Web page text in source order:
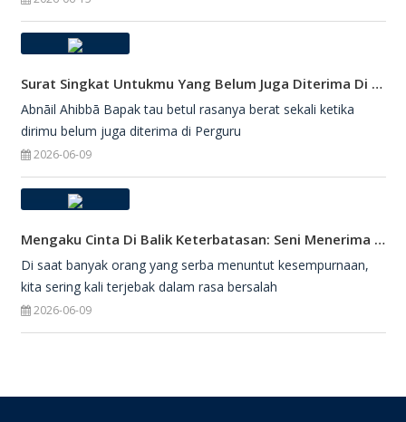
Surat Singkat Untukmu Yang Belum Juga Diterima Di Perguruan Tinggi
Abnāil Ahibbā Bapak tau betul rasanya berat sekali ketika
dirimu belum juga diterima di Perguru
2026-06-09
Mengaku Cinta Di Balik Keterbatasan: Seni Menerima Diri Di Hadapan Ilahi
Di saat banyak orang yang serba menuntut kesempurnaan,
kita sering kali terjebak dalam rasa bersalah
2026-06-09